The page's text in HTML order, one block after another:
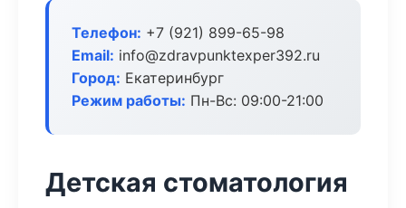
Телефон: +7 (921) 899-65-98
Email: info@zdravpunktexper392.ru
Город: Екатеринбург
Режим работы: Пн-Вс: 09:00-21:00
Детская стоматология